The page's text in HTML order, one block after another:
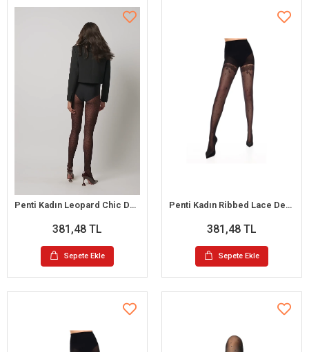
Penti Kadın Leopard Chic Desenli Külotlu Çorap
381,48 TL
Sepete Ekle
Penti Kadın Ribbed Lace Desenli Külotlu Çorap
381,48 TL
Sepete Ekle